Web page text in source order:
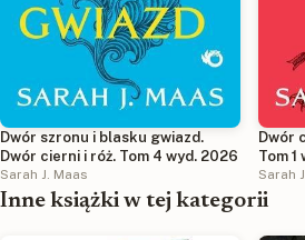
Dwór szronu i blasku gwiazd.
Dwór cierni i róż. Tom 4 wyd. 2026
Sarah J. Maas
Dwór
Tom 1
Sarah
Inne książki w tej kategorii